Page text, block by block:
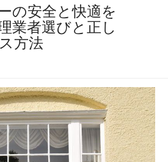
の安全と快適を
業者選びと正し
方法